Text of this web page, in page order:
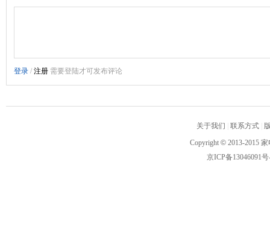
关于我们 联系方式
Copyright © 2013-2015
京ICP备13046091号